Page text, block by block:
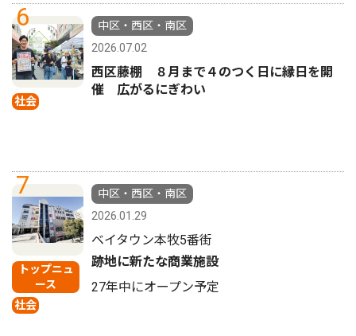
6
社会
中区・西区・南区
2026.07.02
西区藤棚 ８月まで４のつく日に縁日を開
催 広がるにぎわい
7
トップニュ
ース
社会
中区・西区・南区
2026.01.29
ベイタウン本牧5番街
跡地に新たな商業施設
27年中にオープン予定